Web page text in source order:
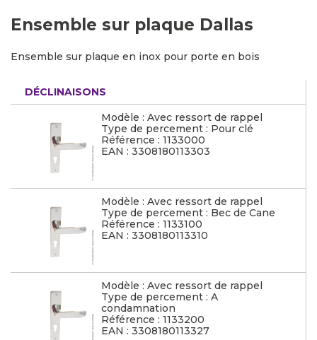
Ensemble sur plaque Dallas
Ensemble sur plaque en inox pour porte en bois
DÉCLINAISONS
Modèle : Avec ressort de rappel
Type de percement : Pour clé
Référence : 1133000
EAN : 3308180113303
Modèle : Avec ressort de rappel
Type de percement : Bec de Cane
Référence : 1133100
EAN : 3308180113310
Modèle : Avec ressort de rappel
Type de percement : A
condamnation
Référence : 1133200
EAN : 3308180113327